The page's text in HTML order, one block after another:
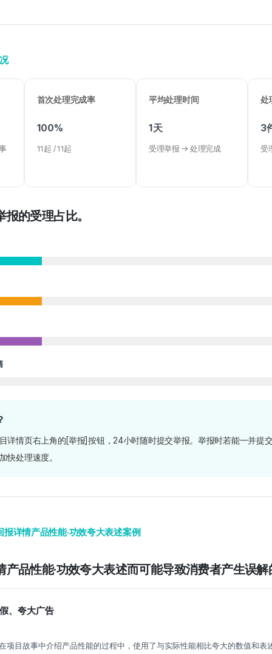
首次处理完成率
100%
11起 / 11起
平均处理时间
1天
受理举报 → 处理完成
处
3
受
的受理占比。
详情页右上角的[举报]按钮，24小时随时提交举报。举报时若能一并提
快处理速度。
详情产品性能·功效夸大表述案例
产品性能·功效夸大表述而可能导致消费者产生误
、夸大广告
项目故事中介绍产品性能的过程中，使用了与实际性能相比夸大的数值和表